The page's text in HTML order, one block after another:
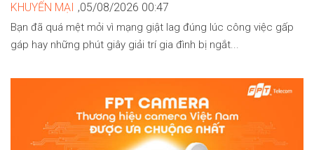
KHUYẾN MẠI ,05/08/2026 00:47
Bạn đã quá mệt mỏi vì mạng giật lag đúng lúc công việc gấp
gáp hay những phút giây giải trí gia đình bị ngắt...